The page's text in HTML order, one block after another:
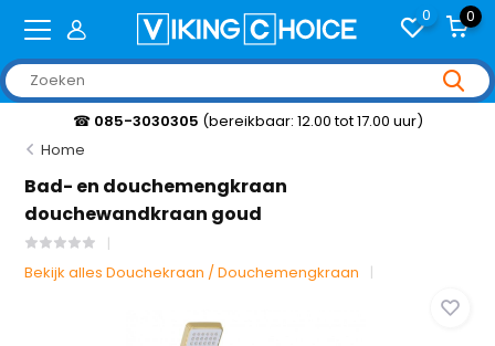
0 0
☎ 085-3030305 (bereikbaar: 12.00 tot 17.00 uur)
Home
Bad- en douchemengkraan
douchewandkraan goud
Bekijk alles Douchekraan / Douchemengkraan